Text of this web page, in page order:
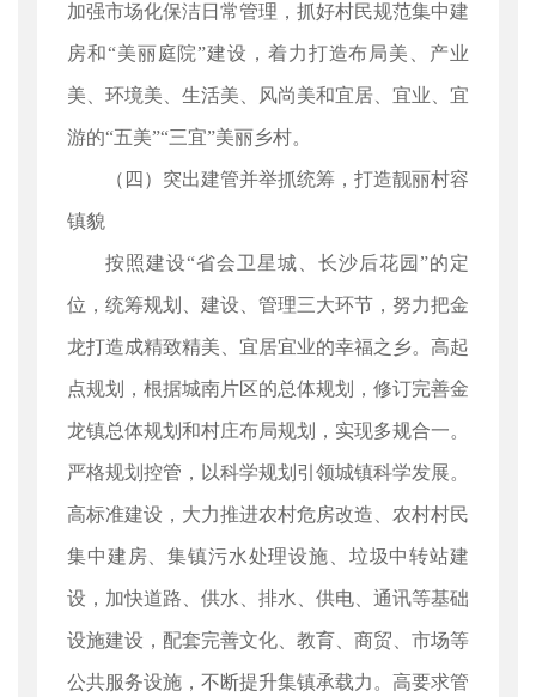
加强市场化保洁日常管理，抓好村民规范集中建
房和“美丽庭院”建设，着力打造布局美、产业
美、环境美、生活美、风尚美和宜居、宜业、宜
游的“五美”“三宜”美丽乡村。
（四）突出建管并举抓统筹，打造靓丽村容
镇貌
按照建设“省会卫星城、长沙后花园”的定
位，统筹规划、建设、管理三大环节，努力把金
龙打造成精致精美、宜居宜业的幸福之乡。高起
点规划，根据城南片区的总体规划，修订完善金
龙镇总体规划和村庄布局规划，实现多规合一。
严格规划控管，以科学规划引领城镇科学发展。
高标准建设，大力推进农村危房改造、农村村民
集中建房、集镇污水处理设施、垃圾中转站建
设，加快道路、供水、排水、供电、通讯等基础
设施建设，配套完善文化、教育、商贸、市场等
公共服务设施，不断提升集镇承载力。高要求管